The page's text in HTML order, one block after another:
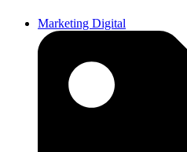
Marketing Digital